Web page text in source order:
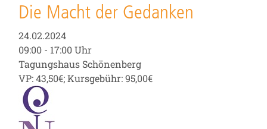
Die Macht der Gedanken
24.02.2024
09:00 - 17:00 Uhr
Tagungshaus Schönenberg
VP: 43,50€; Kursgebühr: 95,00€